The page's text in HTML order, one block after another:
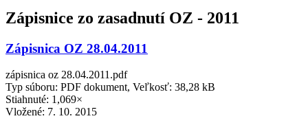
Zápisnice zo zasadnutí OZ - 2011
Zápisnica OZ 28.04.2011
zápisnica oz 28.04.2011.pdf
Typ súboru: PDF dokument, Veľkosť: 38,28 kB
Stiahnuté: 1,069×
Vložené: 7. 10. 2015